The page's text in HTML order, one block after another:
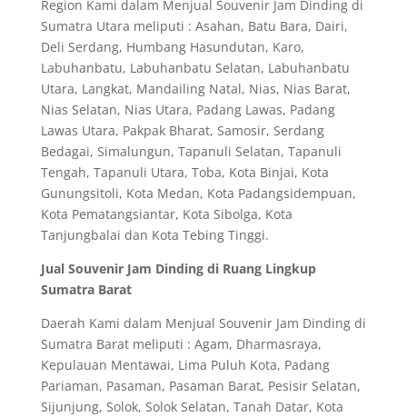
Region Kami dalam Menjual Souvenir Jam Dinding di
Sumatra Utara meliputi : Asahan, Batu Bara, Dairi,
Deli Serdang, Humbang Hasundutan, Karo,
Labuhanbatu, Labuhanbatu Selatan, Labuhanbatu
Utara, Langkat, Mandailing Natal, Nias, Nias Barat,
Nias Selatan, Nias Utara, Padang Lawas, Padang
Lawas Utara, Pakpak Bharat, Samosir, Serdang
Bedagai, Simalungun, Tapanuli Selatan, Tapanuli
Tengah, Tapanuli Utara, Toba, Kota Binjai, Kota
Gunungsitoli, Kota Medan, Kota Padangsidempuan,
Kota Pematangsiantar, Kota Sibolga, Kota
Tanjungbalai dan Kota Tebing Tinggi.
Jual Souvenir Jam Dinding di Ruang Lingkup
Sumatra Barat
Daerah Kami dalam Menjual Souvenir Jam Dinding di
Sumatra Barat meliputi : Agam, Dharmasraya,
Kepulauan Mentawai, Lima Puluh Kota, Padang
Pariaman, Pasaman, Pasaman Barat, Pesisir Selatan,
Sijunjung, Solok, Solok Selatan, Tanah Datar, Kota